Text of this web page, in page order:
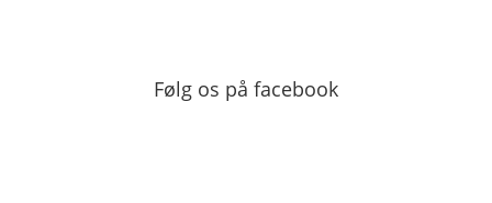
Følg os på facebook